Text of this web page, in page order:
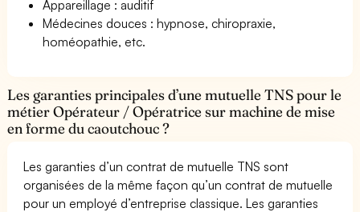
Appareillage : auditif
Médecines douces : hypnose, chiropraxie,
homéopathie, etc.
Les garanties principales d’une mutuelle TNS pour le
métier Opérateur / Opératrice sur machine de mise
en forme du caoutchouc ?
Les garanties d’un contrat de mutuelle TNS sont
organisées de la même façon qu’un contrat de mutuelle
pour un employé d’entreprise classique. Les garanties